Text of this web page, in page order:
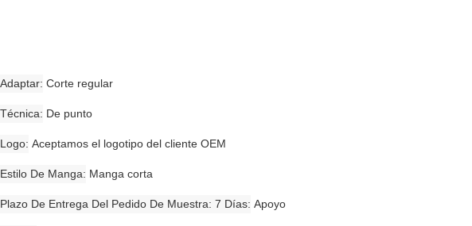
Adaptar Corte regular
Técnica De punto
Logo Aceptamos el logotipo del cliente OEM
Estilo De Manga Manga corta
Plazo De Entrega Del Pedido De Muestra: 7 Días Apoyo